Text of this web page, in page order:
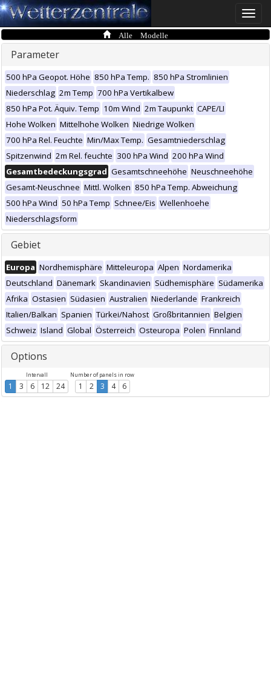
Toggle
Alle Modelle
Parameter
500 hPa Geopot. Höhe 850 hPa Temp. 850 hPa Stromlinien
Niederschlag 2m Temp 700 hPa Vertikalbew
850 hPa Pot. Äquiv. Temp 10m Wind 2m Taupunkt CAPE/LI
Hohe Wolken Mittelhohe Wolken Niedrige Wolken
700 hPa Rel. Feuchte Min/Max Temp. Gesamtniederschlag
Spitzenwind 2m Rel. feuchte 300 hPa Wind 200 hPa Wind
Gesamtbedeckungsgrad Gesamtschneehöhe Neuschneehöhe
Gesamt-Neuschnee Mittl. Wolken 850 hPa Temp. Abweichung
500 hPa Wind 50 hPa Temp Schnee/Eis Wellenhoehe
Niederschlagsform
Gebiet
Europa Nordhemisphäre Mitteleuropa Alpen Nordamerika
Deutschland Dänemark Skandinavien Südhemisphäre Südamerika
Afrika Ostasien Südasien Australien Niederlande Frankreich
Italien/Balkan Spanien Türkei/Nahost Großbritannien Belgien
Schweiz Island Global Österreich Osteuropa Polen Finnland
Options
Intervall
1 3 6 12 24
Number of panels in row
1 2 3 4 6